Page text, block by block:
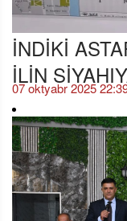
İNDİKİ
İLİN
07 oktyabr 2025